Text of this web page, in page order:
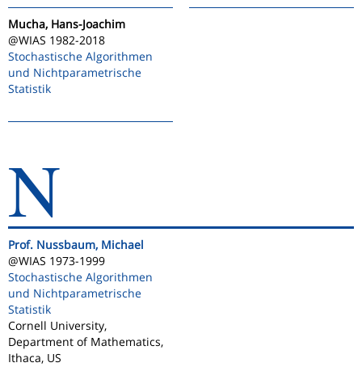
Mucha, Hans-Joachim
@WIAS 1982-2018
Stochastische Algorithmen
und Nichtparametrische
Statistik
N
Prof. Nussbaum, Michael
@WIAS 1973-1999
Stochastische Algorithmen
und Nichtparametrische
Statistik
Cornell University,
Department of Mathematics,
Ithaca, US